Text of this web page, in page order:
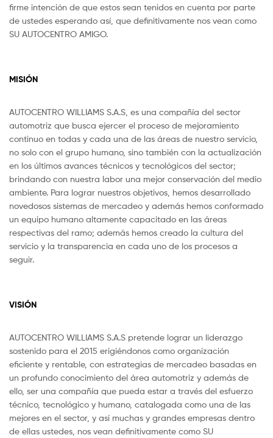
firme intención de que estos sean tenidos en cuenta por parte
de ustedes esperando así, que definitivamente nos vean como
SU AUTOCENTRO AMIGO.
MISIÓN
AUTOCENTRO WILLIAMS S.A.S, es una compañía del sector
automotriz que busca ejercer el proceso de mejoramiento
continuo en todas y cada una de las áreas de nuestro servicio,
no solo con el grupo humano, sino también con la actualización
en los últimos avances técnicos y tecnológicos del sector;
brindando con nuestra labor una mejor conservación del medio
ambiente. Para lograr nuestros objetivos, hemos desarrollado
novedosos sistemas de mercadeo y además hemos conformado
un equipo humano altamente capacitado en las áreas
respectivas del ramo; además hemos creado la cultura del
servicio y la transparencia en cada uno de los procesos a
seguir.
VISIÓN
AUTOCENTRO WILLIAMS S.A.S pretende lograr un liderazgo
sostenido para el 2015 erigiéndonos como organización
eficiente y rentable, con estrategias de mercadeo basadas en
un profundo conocimiento del área automotriz y además de
ello, ser una compañía que pueda estar a través del esfuerzo
técnico, tecnológico y humano, catalogada como una de las
mejores en el sector, y así muchas y grandes empresas dentro
de ellas ustedes, nos vean definitivamente como SU